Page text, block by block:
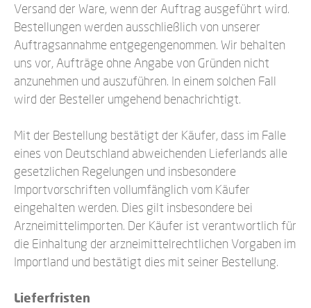
Versand der Ware, wenn der Auftrag ausgeführt wird.
Bestellungen werden ausschließlich von unserer
Auftragsannahme entgegengenommen. Wir behalten
uns vor, Aufträge ohne Angabe von Gründen nicht
anzunehmen und auszuführen. In einem solchen Fall
wird der Besteller umgehend benachrichtigt.
Mit der Bestellung bestätigt der Käufer, dass im Falle
eines von Deutschland abweichenden Lieferlands alle
gesetzlichen Regelungen und insbesondere
Importvorschriften vollumfänglich vom Käufer
eingehalten werden. Dies gilt insbesondere bei
Arzneimittelimporten. Der Käufer ist verantwortlich für
die Einhaltung der arzneimittelrechtlichen Vorgaben im
Importland und bestätigt dies mit seiner Bestellung.
Lieferfristen